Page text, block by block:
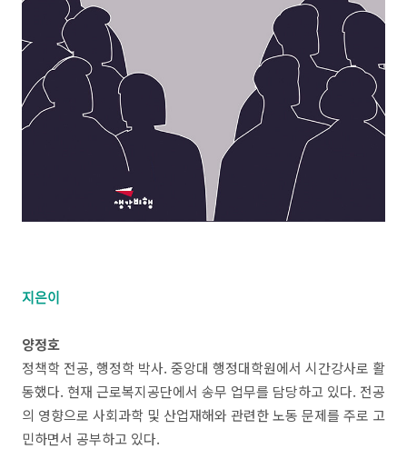
지은이
양정호
정책학 전공, 행정학 박사. 중앙대 행정대학원에서 시간강사로 활
동했다. 현재 근로복지공단에서 송무 업무를 담당하고 있다. 전공
의 영향으로 사회과학 및 산업재해와 관련한 노동 문제를 주로 고
민하면서 공부하고 있다.